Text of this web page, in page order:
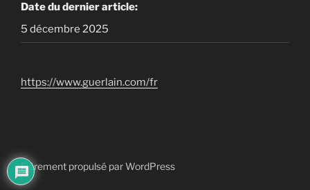
Date du dernier article:
5 décembre 2025
https://www.guerlain.com/fr
Fièrement propulsé par WordPress